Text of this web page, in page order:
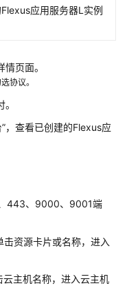
Flexus应用服务器L实例
页面。
协议。
，查看已创建的Flexus应
443、9000、9001端
击资源卡片或名称，进入
云主机名称，进入云主机